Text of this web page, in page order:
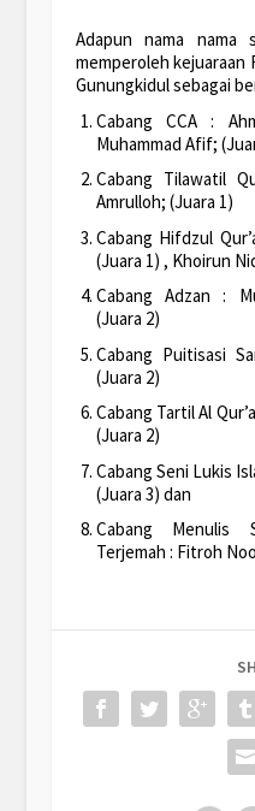
Adapun nama nama
memperoleh kejuaraan
Gunungkidul sebagai
Cabang CCA :
Muhammad Afif;
Cabang Tilawatil
Amrulloh; (Juara 1)
Cabang Hifdzul
(Juara 1) , Khoirun
Cabang Adzan :
(Juara 2)
Cabang Puitisasi
(Juara 2)
Cabang Tartil Al
(Juara 2)
Cabang Seni Lukis
(Juara 3) dan
Cabang Menulis
Terjemah : Fitroh